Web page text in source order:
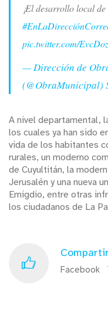
¡El desarrollo local
pic.twitter.com/
— Dirección de
(@ObraMunicipal)
A nivel departamental,
los cuales ya han sido
vida de los habitantes
rurales, un moderno
de Cuyultitán, la
Jerusalén y una nueva
Emigdio, entre otras
los ciudadanos de La
Compartir
Facebook